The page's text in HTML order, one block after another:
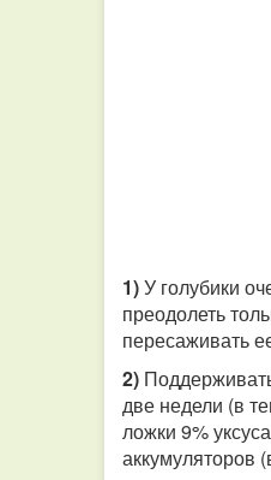
1)У голубики
преодолеть
пересаживать
2)
две недели (в
ложки 9%
аккумуляторов